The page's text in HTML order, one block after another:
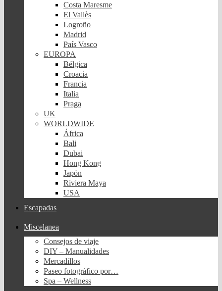
Costa Maresme
El Vallès
Logroño
Madrid
País Vasco
EUROPA
Bélgica
Croacia
Francia
Italia
Praga
UK
WORLDWIDE
África
Bali
Dubai
Hong Kong
Japón
Riviera Maya
USA
Escapadas
Miscelanea
Consejos de viaje
DIY – Manualidades
Mercadillos
Paseo fotográfico por…
Spa – Wellness